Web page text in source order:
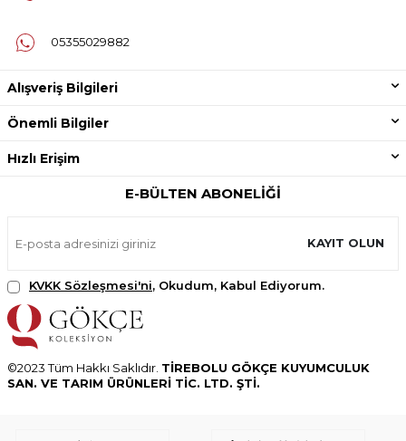
05355029882
Alışveriş Bilgileri
Önemli Bilgiler
Hızlı Erişim
E-BÜLTEN ABONELIĞI
KAYIT OLUN
KVKK Sözleşmesi'ni, Okudum, Kabul Ediyorum.
©2023 Tüm Hakkı Saklıdır. TİREBOLU GÖKÇE KUYUMCULUK
SAN. VE TARIM ÜRÜNLERİ TİC. LTD. ŞTİ.